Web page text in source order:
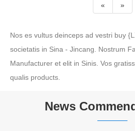
« »
Nos es vultus deinceps ad vestri buy
societatis in Sina - Jincang. Nostrum
Manufacturer et elit in Sinis. Vos
qualis products.
News